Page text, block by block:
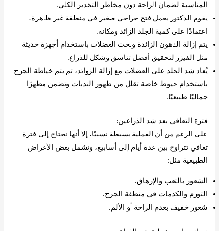
المناسبة لضمان الراحة دون مخاطر التخدير الكلي.
يقوم الدكتور بعمل فتح جراحي صغير في منطقة غير ظاهرة،
اعتمادًا على كمية الجلد الزائد ومكانه.
يتم إزالة الدهون الزائدة ونحت العضلات باستخدام أجهزة حديثة
مثل الفيزر لتحقيق أفضل تناسق وشكل للذراع.
يُعاد شد الجلد على العضلات مع إزالة الزوائد، ثم يتم خياطة الجرح
باستخدام خيوط خاصة تقلل من ظهور الندبات وتضمن مظهرًا
جماليًا طبيعيًا.
فترة التعافي بعد شد الذراعين:
على الرغم من أن العملية بسيطة نسبيًا، إلا أنها تحتاج إلى فترة
تعافي تتراوح بين عدة أيام إلى أسابيع، وتشمل بعض الأعراض
الطبيعية مثل:
الشعور بالتعب والإرهاق.
التورم والكدمات في منطقة الجرح.
شعور خفيف بعدم الراحة أو الألم.